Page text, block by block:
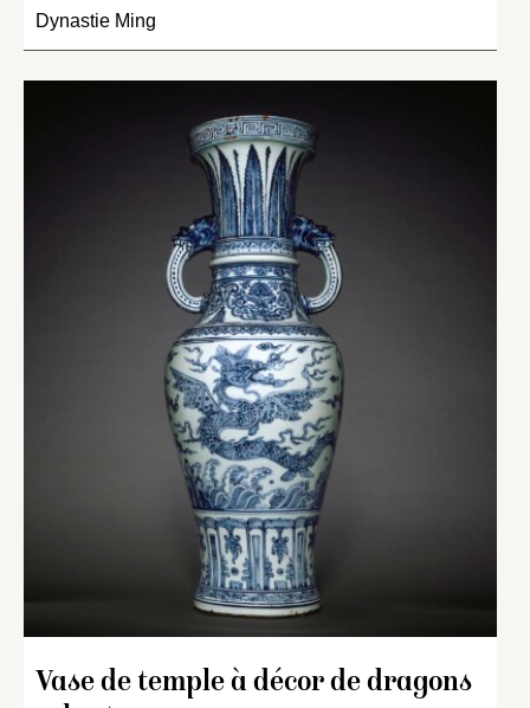
Dynastie Ming
Vase de temple à décor de dragons